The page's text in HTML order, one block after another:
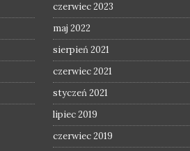
czerwiec 2023
maj 2022
sierpień 2021
czerwiec 2021
styczeń 2021
lipiec 2019
czerwiec 2019